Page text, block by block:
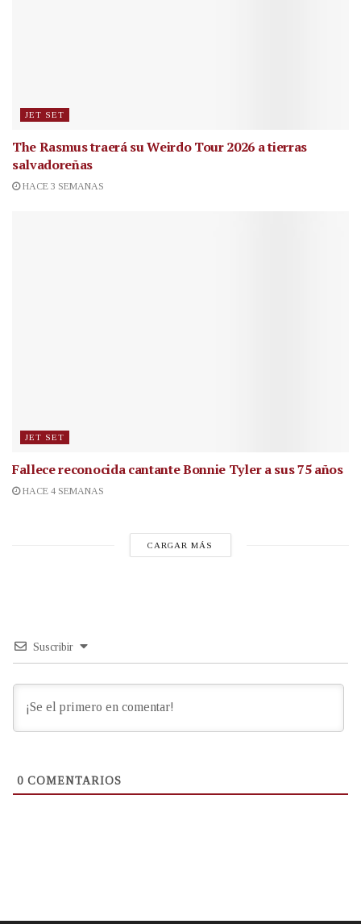
JET SET
The Rasmus traerá su Weirdo Tour 2026 a tierras
salvadoreñas
HACE 3 SEMANAS
JET SET
Fallece reconocida cantanteBonnie Tyler a sus 75 años
HACE 4 SEMANAS
CARGAR MÁS
Suscribir
0 COMENTARIOS